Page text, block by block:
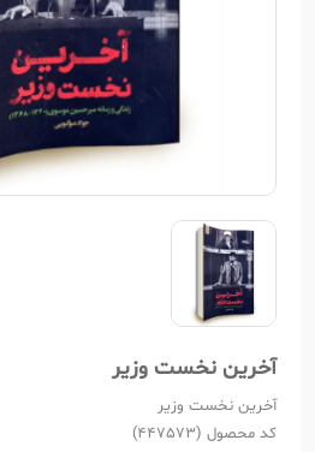
آخرین نخست وزیر
آخرین نخست وزیر
کد محصول (447573)